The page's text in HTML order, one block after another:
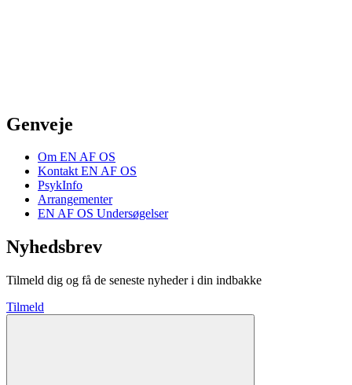
Genveje
Om EN AF OS
Kontakt EN AF OS
PsykInfo
Arrangementer
EN AF OS Undersøgelser
Nyhedsbrev
Tilmeld dig og få de seneste nyheder i din indbakke
Tilmeld